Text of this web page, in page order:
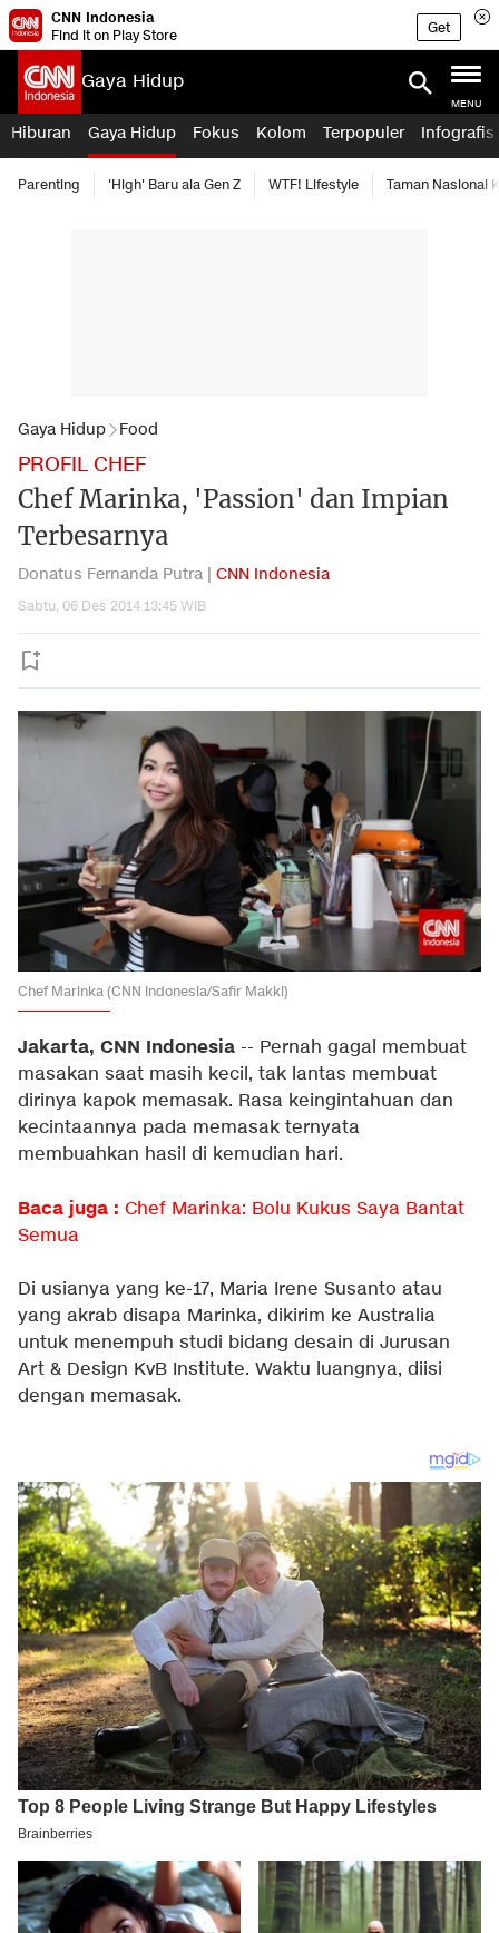
CNN Indonesia
Find it on Play Store
Get
Gaya Hidup
MENU
Hiburan Gaya Hidup Fokus Kolom Terpopuler Infografis
Parenting 'High' Baru ala Gen Z WTF! Lifestyle Taman Nasional
Gaya Hidup Food
PROFIL CHEF
Chef Marinka, 'Passion' dan Impian
Terbesarnya
Donatus Fernanda Putra | CNN Indonesia
Sabtu, 06 Des 2014 13:45 WIB
Chef Marinka (CNN Indonesia/Safir Makki)
Jakarta, CNN Indonesia -- Pernah gagal membuat
masakan saat masih kecil, tak lantas membuat
dirinya kapok memasak. Rasa keingintahuan dan
kecintaannya pada memasak ternyata
membuahkan hasil di kemudian hari.
Baca juga : Chef Marinka: Bolu Kukus Saya Bantat
Semua
Di usianya yang ke-17, Maria Irene Susanto atau
yang akrab disapa Marinka, dikirim ke Australia
untuk menempuh studi bidang desain di Jurusan
Art & Design KvB Institute. Waktu luangnya, diisi
dengan memasak.